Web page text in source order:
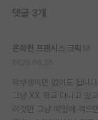
커리어
반도체 아카데미
재팬라운지 🌸
댓글 3개
온화한 프랜시스 크릭
학부생이면 없어도 됩니다
그냥 XX 학교 다니고 있
이것만 그냥 메일에 적으